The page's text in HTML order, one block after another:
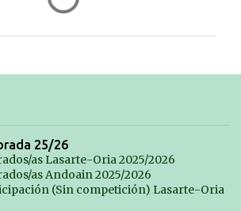
25/26
as Lasarte-Oria 2025/2026
as Andoain 2025/2026
(Sin competición) Lasarte-Oria